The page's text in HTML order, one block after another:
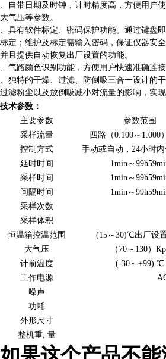
自带日期及时钟，计时精度高，方便用户
大气压等参数。
具有软件标定、密码保护功能。通过键盘
标定；维护及标定需输入密码，保证仪器安
并且提供自动恢复出厂设置的功能。
气路颜色识别功能，方便用户快速准确连接
独特的干燥、过滤、防倒吸三合一设计的
过滤粉尘以及放倒吸减小对流量的影响，实现
技术参数：
主要参数
参数范围
采样流量
四路（0.100～1.000
控制方式
手动或自动，24小时
延时时间
1min～
采样时间
1min～
间隔时间
1min～
采样次数
采样体积
恒温箱控温范围
(15～30)℃出厂设
大气压
（70～130）
计前温度
(-30～+99) ℃
工作电源
噪声
功耗
外形尺寸
整机重, 量